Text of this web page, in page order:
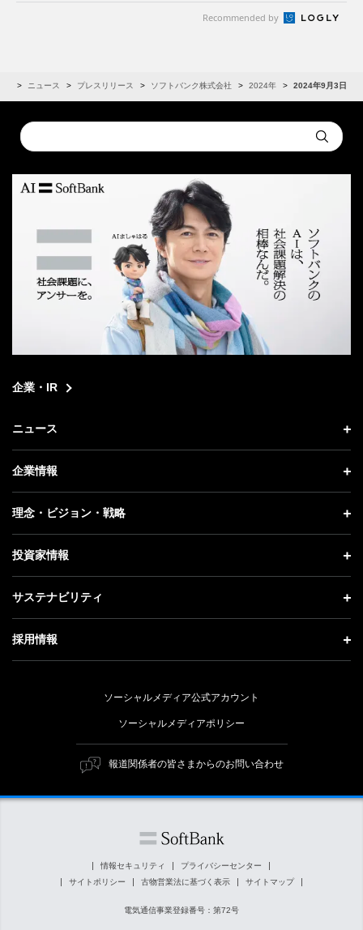
Recommended by
ニュース プレスリリース ソフトバンク株式会社 2024年 2024年9月3日
Conduct
a
Submit
企業・IR
ニュース
ニュース トップ
プレスリリース
更新情報
記者説明会
企業情報
企業情報 トップ
社長メッセージ
事業紹介
ガバナンス
理念・ビジョン・戦略
理念・ビジョン・戦略 トップ
成長戦略「Activate AI for Society」
人材戦略
投資家情報
投資家情報 トップ
経営方針
個人投資家の皆さまへ
株式と社債について
サステナビリティ
サステナビリティ トップ
トップメッセージ
ESG方針・体制
マテリアリティ（重要課題）
ESGの主な取り組み
外部評価・イニシアチブ
採用情報
障がい者採用
ソーシャルメディア公式アカウント
ソーシャルメディアポリシー
報道関係者の皆さまからのお問い合わせ
情報セキュリティ
プライバシーセンター
サイトポリシー
古物営業法に基づく表示 サイトマップ
電気通信事業登録番号：第72号